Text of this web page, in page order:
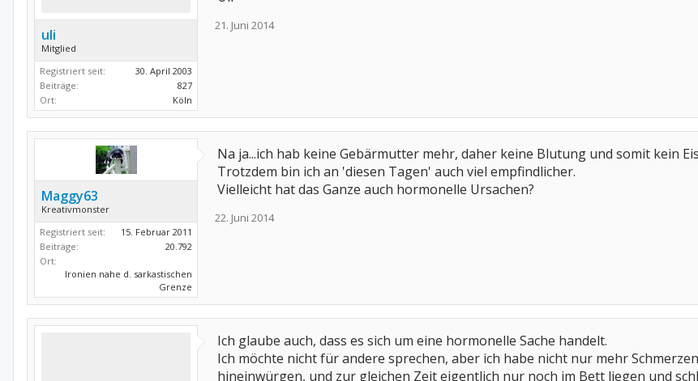
uli
Mitglied
Registriert seit:
30. April 2003
Beiträge:
827
Ort:
Köln
21. Juni 2014
Maggy63
Kreativmonster
Registriert seit:
15. Februar 2011
Beiträge:
20.792
Ort:
Ironien nahe d. sarkastischen
Grenze
Na ja...ich hab keine Gebärmutter mehr, daher keine Blutung und somit kein
Trotzdem bin ich an 'diesen Tagen' auch viel empfindlicher.
Vielleicht hat das Ganze auch hormonelle Ursachen?
22. Juni 2014
Ich glaube auch, dass es sich um eine hormonelle Sache handelt.
Ich möchte nicht für andere sprechen, aber ich habe nicht nur mehr
hineinwürgen, und zur gleichen Zeit eigentlich nur noch im Bett liegen und